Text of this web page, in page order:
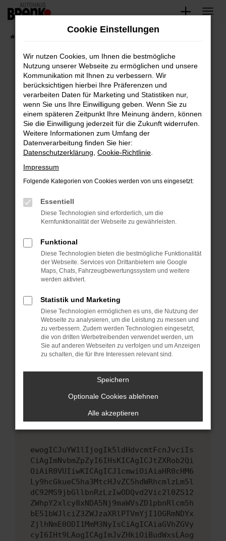
Zum
springen
Unsere Fahrzeuge
Fehler: Network Error
Beim Laden ist ein Fehler aufgetreten.
Hier sind ein paar Tipps, die dir helfen können:
Überprüfe deine Firewall und deine
Internetverbindung.
Laden andere Webseiten, zum Beispiel deine
Suchmaschine?
Prüfe deine Browsererweiterungen.
können das Laden bestimmter Seiten
verhindern. Funktioniert die Seite in einem
anderen Browser oder in einem privaten
Starte dein Gerät neu.
Das kann manchmal helfen, vorübergehende
Probleme zu beheben.
Betriebssystem auf dem neuesten Stand
sind.
Veraltete Software birgt nicht nur ein
Sicherheitsrisiko, sondern kann auch dazu
führen, dass bestimmte Funktionen nicht mehr
unterstützt werden.
Wende dich an den Webseitenbetreiber.
Wenn du alle oben genannten Schritte versucht
hast, kontaktiere uns bitte. Wir werden
versuchen, das Problem zu beheben. Du kannst
uns diesen Text schicken, um uns bei der
ewogICJuYW1lIjogIk5ldHdvcmtFcnJvciIs
CiAgImNvbmZpZyI6IHsKICAgICJtZXRob2Qi
OiAiR0VUIiwKICAgICJ1cmwiOiAiaHR0cHM6
Ly9hcGkueC5ha3MtcHJvZC5hdWRhcmlzLm5l
dC92MS9jbGllbnRzLzIwODQvd2Vic2l0ZS12
ZWhpY2xlcy8xNDA5Nj9maWVsZD1pbnRlcm5h
bE51bWJlciZ3ZWJzaXRlPTVmYjI1OGRmNDYx
ZjlhNmE0ODI1MmM3NyIsCiAgICAiaGVhZGVy
cyI6IHt9LAogICAgImJvZHkiOiBudWxsLAog
Cookie Einstellungen
Wir nutzen Cookies, um Ihnen die bestmögliche
Nutzung unserer Webseite zu ermöglichen und unsere
Kommunikation mit Ihnen zu verbessern. Wir
berücksichtigen hierbei Ihre Präferenzen und
verarbeiten Daten für Marketing und Statistiken nur,
wenn Sie uns Ihre Einwilligung geben. Wenn Sie zu
einem späteren Zeitpunkt Ihre Meinung ändern, können
Sie die Einwilligung jederzeit für die Zukunft widerrufen.
Weitere Informationen zum Umfang der
Datenverarbeitung finden Sie hier:
Datenschutzerklärung Cookie-Richtlinie
Impressum
Folgende Kategorien von Cookies werden von uns eingesetzt:
Essentiell
Diese Technologien sind erforderlich, um die
Kernfunktionalität der Webseite zu gewährleisten.
Funktional
Diese Technologien bieten die bestmögliche Funktionalität
der Webseite. Services von Drittanbietern wie Google
Maps, Chats, Fahrzeugbewertungssystem und weitere
werden aktiviert.
Statistik und Marketing
Diese Technologien ermöglichen es uns, die Nutzung der
Webseite zu analysieren, um die Leistung zu messen und
zu verbessern. Zudem werden Technologien eingesetzt,
die von dritten Werbetreibenden verwendet werden, um
Sie auf anderen Webseiten zu verfolgen und um Anzeigen
zu schalten, die für Ihre Interessen relevant sind.
Speichern
Optionale Cookies ablehnen
Alle akzeptieren